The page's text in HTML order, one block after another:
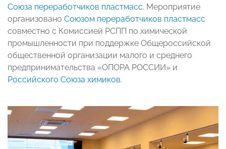
Союза переработчиков пластмасс. Мероприятие
организовано Союзом переработчиков пластмасс
совместно с Комиссией РСПП по химической
промышленности при поддержке Общероссийской
общественной организации малого и среднего
предпринимательства «ОПОРА РОССИИ» и
Российского Союза химиков.